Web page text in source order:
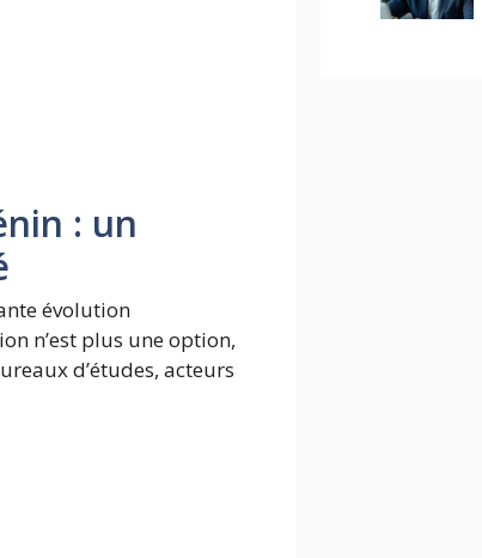
: un
évolution
n’est plus une option,
d’études, acteurs